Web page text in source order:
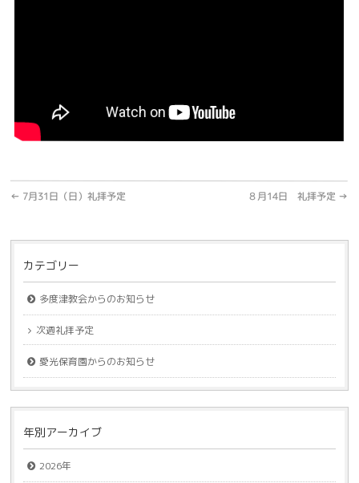
← 7月31日（日）礼拝予定 ８月14日 礼拝予定 →
カテゴリー
多度津教会からのお知らせ
次週礼拝予定
愛光保育園からのお知らせ
年別アーカイブ
2026年